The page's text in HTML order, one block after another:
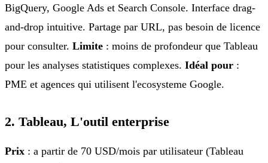
BigQuery, Google Ads et Search Console. Interface drag-
and-drop intuitive. Partage par URL, pas besoin de licence
pour consulter. Limite : moins de profondeur que Tableau
pour les analyses statistiques complexes. Idéal pour :
PME et agences qui utilisent l'ecosysteme Google.
2. Tableau, L'outil enterprise
Prix : a partir de 70 USD/mois par utilisateur (Tableau